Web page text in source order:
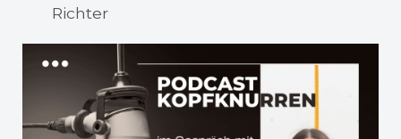
Richter